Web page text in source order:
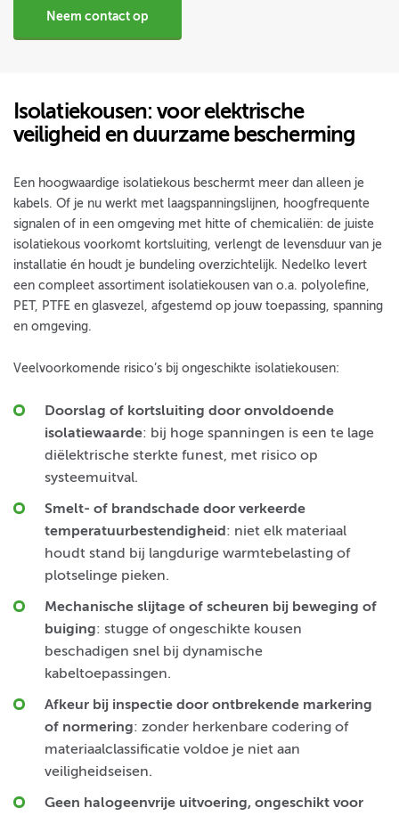
Neem contact op
Isolatiekousen: voor elektrische
veiligheid en duurzame bescherming
Een hoogwaardige isolatiekous beschermt meer dan alleen je
kabels. Of je nu werkt met laagspanningslijnen, hoogfrequente
signalen of in een omgeving met hitte of chemicaliën: de juiste
isolatiekous voorkomt kortsluiting, verlengt de levensduur van je
installatie én houdt je bundeling overzichtelijk. Nedelko levert
een compleet assortiment isolatiekousen van o.a. polyolefine,
PET, PTFE en glasvezel, afgestemd op jouw toepassing, spanning
en omgeving.
Veelvoorkomende risico’s bij ongeschikte isolatiekousen:
Doorslag of kortsluiting door onvoldoende
isolatiewaarde: bij hoge spanningen is een te lage
diëlektrische sterkte funest, met risico op
systeemuitval.
Smelt- of brandschade door verkeerde
temperatuurbestendigheid: niet elk materiaal
houdt stand bij langdurige warmtebelasting of
plotselinge pieken.
Mechanische slijtage of scheuren bij beweging of
buiging: stugge of ongeschikte kousen
beschadigen snel bij dynamische
kabeltoepassingen.
Afkeur bij inspectie door ontbrekende markering
of normering: zonder herkenbare codering of
materiaalclassificatie voldoe je niet aan
veiligheidseisen.
Geen halogeenvrije uitvoering, ongeschikt voor